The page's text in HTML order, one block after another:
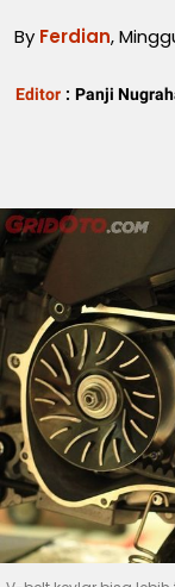
By Ferdian,
Editor : Panji